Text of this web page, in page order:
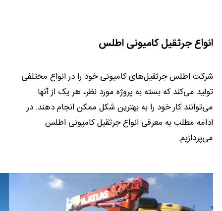
انواع جرثقیل کامیونی اطلس
شرکت اطلس جرثقیل‌های کامیونی خود را در انواع مختلفی
تولید می‌کند که بسته به پروژه مورد نظر، هر یک از آنها
می‌توانند کار خود را به بهترین شکل ممکن انجام دهند. در
ادامه مطلب به معرفی انواع جرثقیل کامیونی اطلس
می‌پردازیم.